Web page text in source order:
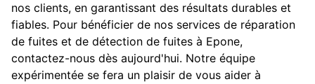
nos clients, en garantissant des résultats durables et
fiables. Pour bénéficier de nos services de réparation
de fuites et de détection de fuites à Epone,
contactez-nous dès aujourd'hui. Notre équipe
expérimentée se fera un plaisir de vous aider à